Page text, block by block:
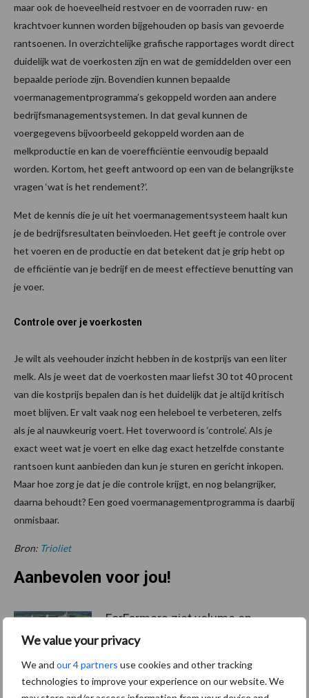
We value your privacy
We and our 4 partners use cookies and other tracking
technologies to improve your experience on our website. We
maar ook de hoeveelheid restvoer en de voorraden ruw- en
krachtvoer kunnen worden bijgehouden op basis van gevoerde
rantsoenen. In overzichtelijke grafische rapportages wordt direct
duidelijk wat de voerkosten zijn en wat de gemiddelden over een
bepaalde periode zijn. Bovendien kunnen bepaalde
voermanagementprogramma’s gekoppeld worden aan andere
bedrijfsmanagementsystemen. In dat geval kunnen de
voergegevens bijvoorbeeld gekoppeld worden aan de
melkproductie en kan de voerefficiëntie eenvoudig bepaald
worden. Kortom, het geeft antwoord op een van de belangrijkste
vragen ‘wat is het rendement?’.
Met de kennis die je uit het voermanagementsysteem haalt kun
je de bedrijfsresultaten beïnvloeden. Het geeft je controle over
het voeren en de productie en dat betekent dat je grip hebt op
de efficiëntie van je bedrijf en de meest effectieve benutting van
je voer.
Controle over je voerkosten
Je wilt als veehouder inzicht hebben in de kostprijs van een liter
melk. Als je weet dat de voerkosten maar liefst 30 tot 40 procent
van die kostprijs bepalen dan is het duidelijk dat je altijd kritisch
moet blijven. Er valt vaak nog een heleboel te verbeteren, zelfs
als je al nauwkeurig voert. Het toverwoord is ‘controle’. Als je
exact weet wat je voert en elke dag exact hetzelfde constante
rantsoen kunt aanbieden dan kun je sturen en gericht inkopen.
Maar hoe zorg je dat je die controle krijgt, en nog belangrijker,
daarna behoudt? Een goed voermanagementprogramma is daarbij
onmisbaar.
Bron: Trioliet
Aanbevolen voor jou!
ForFarmers ziet volume en
marktaandeel groeien in
krimpende Nederlandse
markt